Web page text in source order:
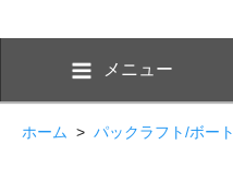
メニュー
ホーム > パックラフト/ボート